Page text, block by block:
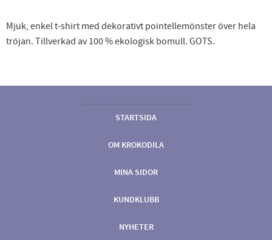
Mjuk, enkel t-shirt med dekorativt pointellemönster över hela
tröjan. Tillverkad av 100 % ekologisk bomull. GOTS.
STARTSIDA
OM KROKODILA
MINA SIDOR
KUNDKLUBB
NYHETER